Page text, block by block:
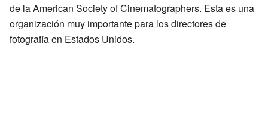
de la American Society of Cinematographers. Esta es una
organización muy importante para los directores de
fotografía en Estados Unidos.